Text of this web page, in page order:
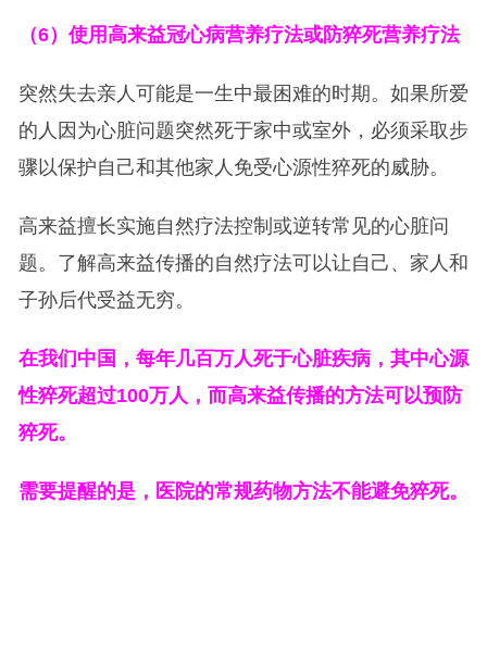
（6）使用高来益冠心病营养疗法或防猝死营养疗法
突然失去亲人可能是一生中最困难的时期。如果所爱
的人因为心脏问题突然死于家中或室外，必须采取步
骤以保护自己和其他家人免受心源性猝死的威胁。
高来益擅长实施自然疗法控制或逆转常见的心脏问
题。了解高来益传播的自然疗法可以让自己、家人和
子孙后代受益无穷。
在我们中国，每年几百万人死于心脏疾病，其中心源
性猝死超过100万人，而高来益传播的方法可以预防
猝死。
需要提醒的是，医院的常规药物方法不能避免猝死。